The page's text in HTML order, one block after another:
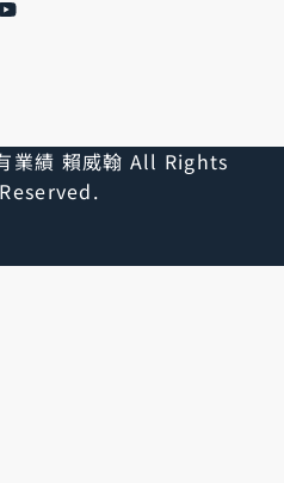
業績 賴威翰 All Rights
Reserved.